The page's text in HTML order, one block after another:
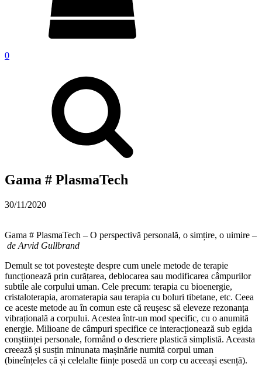
0
Gama # PlasmaTech
30/11/2020
Gama # PlasmaTech – O perspectivă personală, o simțire, o uimire –
de Arvid Gullbrand
Demult se tot povestește despre cum unele metode de terapie
funcționează prin curățarea, deblocarea sau modificarea câmpurilor
subtile ale corpului uman. Cele precum: terapia cu bioenergie,
cristaloterapia, aromaterapia sau terapia cu boluri tibetane, etc. Ceea
ce aceste metode au în comun este că reușesc să eleveze rezonanța
vibrațională a corpului. Acestea într-un mod specific, cu o anumită
energie. Milioane de câmpuri specifice ce interacționează sub egida
conștiinței personale, formând o descriere plastică simplistă. Aceasta
creează și susțin minunata mașinărie numită corpul uman
(bineînțeles că și celelalte ființe posedă un corp cu aceeași esență).